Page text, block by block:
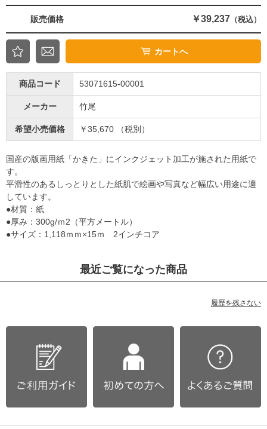
販売価格 ￥39,237 （税込）
カートへ
商品コード 53071615-00001
メーカー 竹尾
希望小売価格 ￥35,670 （税別）
国産の版画用紙「かきた」にインクジェット加工が施された用紙で
す。
平滑性のあるしっとりとした紙肌で絵画や写真など幅広い用途に適
しています。
●材質：紙
●厚み：300g/ｍ2（平方メートル）
●サイズ：1,118ｍｍ×15ｍ 2インチコア
最近ご覧になった商品
履歴を残さない